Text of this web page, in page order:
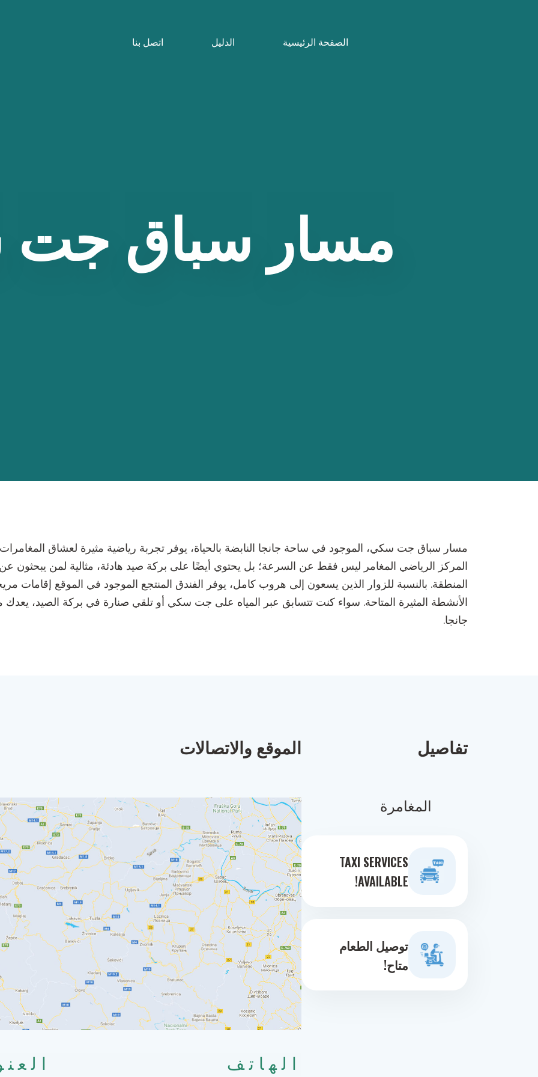
الصفحة الرئيسية الدليل اتصل بنا
مسار سباق جت
مسار سباق جت سكي، الموجود في ساحة جانجا النابضة بالحياة، يوفر تجربة رياضية مثيرة لعشاق
المركز الرياضي المغامر ليس فقط عن السرعة؛ بل يحتوي أيضًا على بركة صيد هادئة، مثالية لمن يبحثون عن
المنطقة. بالنسبة للزوار الذين يسعون إلى هروب كامل، يوفر الفندق المنتجع الموجود في الموقع إقامات
الأنشطة المثيرة المتاحة. سواء كنت تتسابق عبر المياه على جت سكي أو تلقي صنارة في بركة الصيد،
جانجا.
تفاصيل
المغامرة
TAXI SERVICES
AVAILABLE!
توصيل الطعام
متاح!
الموقع والاتصالات
الهاتف